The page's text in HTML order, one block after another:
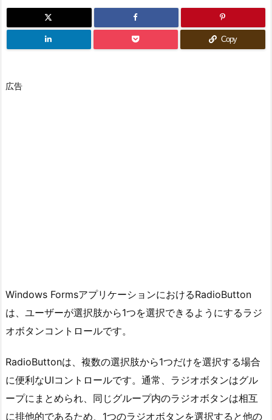
Copy
広告
Windows FormsアプリケーションにおけるRadioButton
は、ユーザーが選択肢から1つを選択できるようにするラジ
オボタンコントロールです。
RadioButtonは、複数の選択肢から1つだけを選択する場合
に便利なUIコントロールです。通常、ラジオボタンはグル
ープにまとめられ、同じグループ内のラジオボタンは相互
に排他的であるため、1つのラジオボタンを選択すると他の